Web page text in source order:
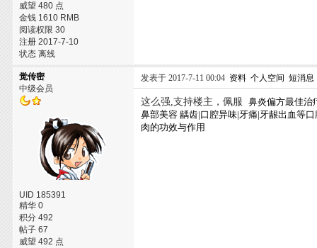
威望 480 点
金钱 1610 RMB
阅读权限 30
注册 2017-7-10
状态 离线
觉传密
中级会员
UID 185391
精华 0
积分 492
帖子 67
威望 492 点
发表于 2017-7-11 00:04 资料 个人空间 短消息
这么强,支持楼主，佩服
鼻炎偏方最佳治
鼻部美容 龋齿|口腔异味|牙痛|牙龈出血等
肉的功效与作用